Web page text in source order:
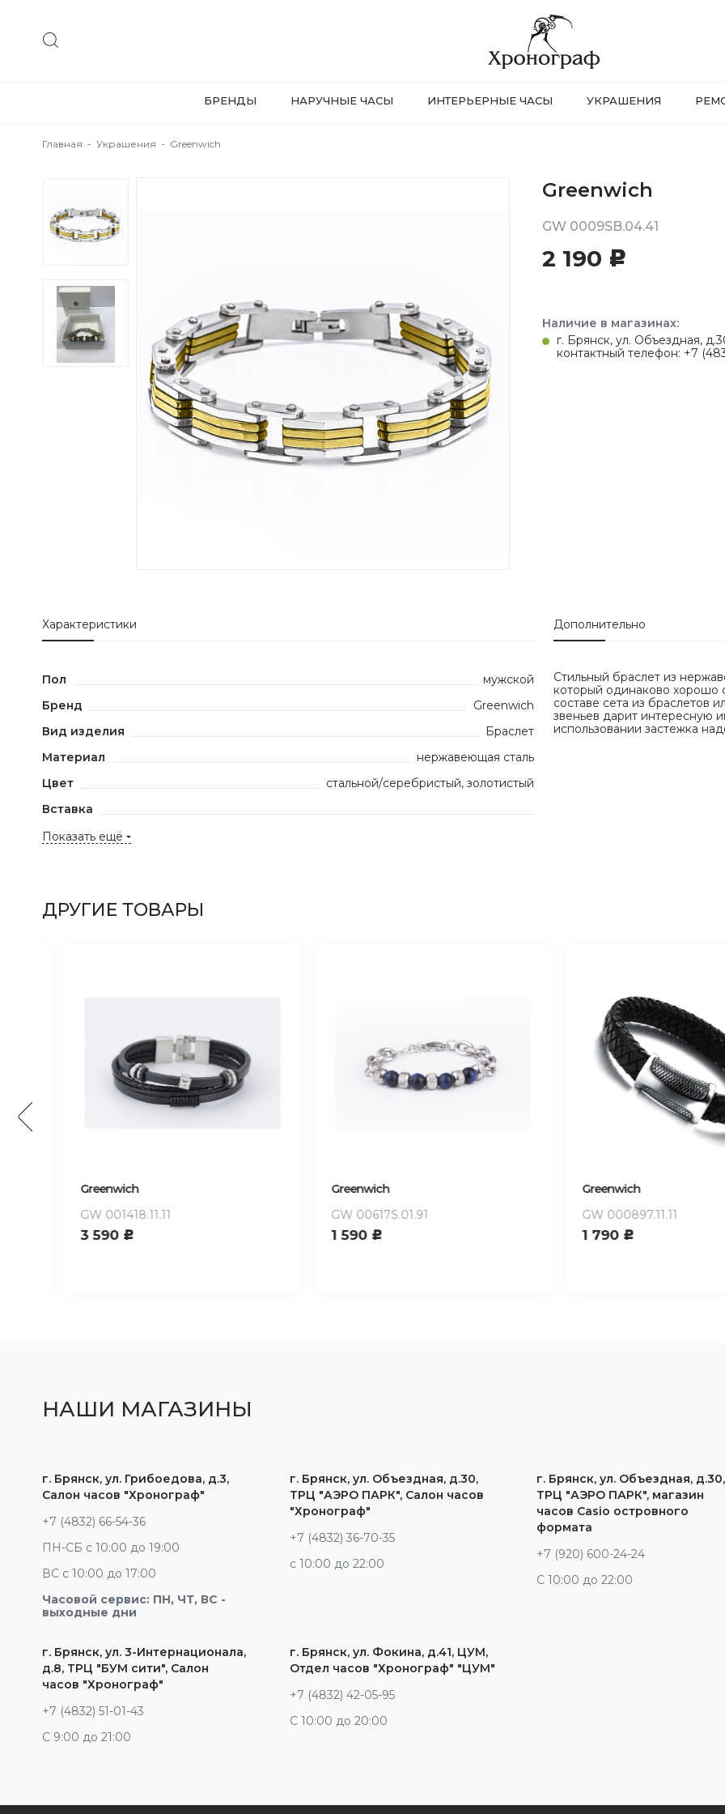
БРЕНДЫ НАРУЧНЫЕ ЧАСЫ ИНТЕРЬЕРНЫЕ ЧАСЫ УКРАШЕНИЯ
Главная - Украшения - Greenwich
Greenwich
GW 0009SB.04.41
2 190 c
Наличие в магазинах:
г. Брянск, ул. Объездная,
контактный телефон: +7
Характеристики
Пол
мужской
Бренд
Greenwich
Вид изделия
Браслет
Материал
нержавеющая сталь
Цвет
стальной/серебристый, золотистый
Вставка
Показать ещё
Дополнительно
Стильный браслет из
который одинаково хорошо
составе сета из браслетов
звеньев дарит интересную
использовании застежка
ДРУГИЕ ТОВАРЫ
Greenwich
GW 001418.11.11
3 590c
Greenwich
GW 00617S.01.91
1 590c
Greenwich
GW 000897.11.11
1 790c
НАШИ МАГАЗИНЫ
г. Брянск, ул. Грибоедова, д.3,
Салон часов "Хронограф"
+7 (4832) 66-54-36
ПН-СБ с 10:00 до 19:00
ВС с 10:00 до 17:00
Часовой сервис: ПН, ЧТ, ВС -
выходные дни
г. Брянск, ул. Объездная, д.30,
ТРЦ "АЭРО ПАРК", Салон часов
"Хронограф"
+7 (4832) 36-70-35
c 10:00 до 22:00
г. Брянск, ул. Объездная, д.30,
ТРЦ "АЭРО ПАРК", магазин
часов Casio островного
формата
+7 (920) 600-24-24
С 10:00 до 22:00
г. Брянск, ул. 3-Интернационала,
д.8, ТРЦ "БУМ сити", Салон
часов "Хронограф"
+7 (4832) 51-01-43
С 9:00 до 21:00
г. Брянск, ул. Фокина, д.41, ЦУМ,
Отдел часов "Хронограф" "ЦУМ"
+7 (4832) 42-05-95
С 10:00 до 20:00